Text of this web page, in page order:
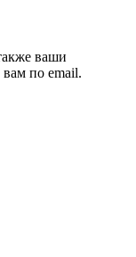
ваши
по email.